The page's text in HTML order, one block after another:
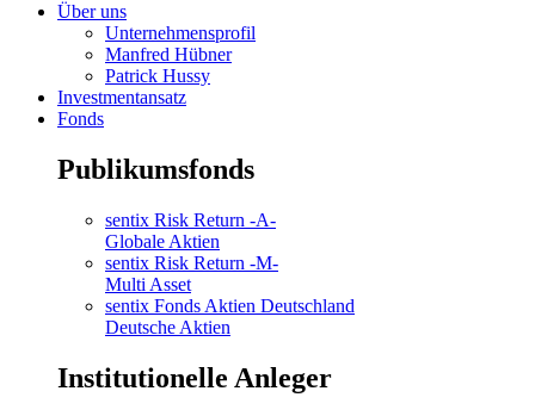
Über uns
Unternehmensprofil
Manfred Hübner
Patrick Hussy
Investmentansatz
Fonds
Publikumsfonds
sentix Risk Return -A-
Globale Aktien
sentix Risk Return -M-
Multi Asset
sentix Fonds Aktien Deutschland
Deutsche Aktien
Institutionelle Anleger